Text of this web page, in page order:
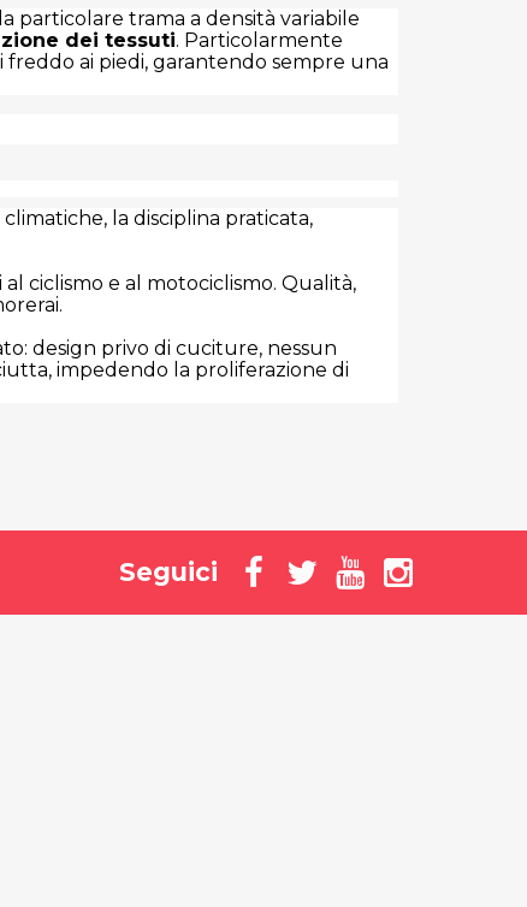
particolare trama a densità variabile
dei tessuti. Particolarmente
freddo ai piedi, garantendo sempre una
la disciplina praticata,
ciclismo e al motociclismo. Qualità,
design privo di cuciture, nessun
impedendo la proliferazione di
Seguici